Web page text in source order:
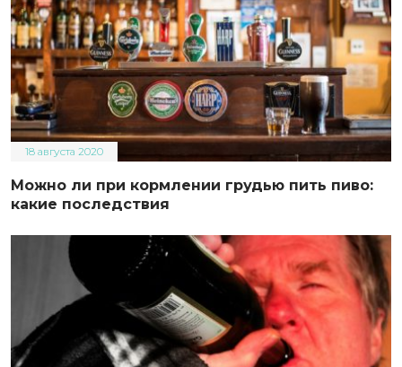
18 августа 2020
Можно ли при кормлении грудью пить пиво:
какие последствия